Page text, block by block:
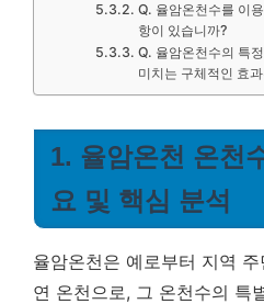
Q. 율암온천수를 이
항이 있습니까?
Q. 율암온천수의 특
미치는 구체적인 효
1. 율암온천 온천
요 및 핵심 분석
율암온천은 예로부터 지역
연 온천으로, 그 온천수의 특